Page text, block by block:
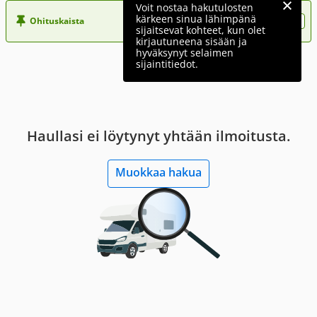
Voit nostaa hakutulosten
kärkeen sinua lähimpänä
sijaitsevat kohteet, kun olet
kirjautuneena sisään ja
hyväksynyt selaimen
sijaintitiedot.
Ohituskaista Nosta ilmoituksesi tähän?
Haullasi ei löytynyt yhtään ilmoitusta.
Muokkaa hakua